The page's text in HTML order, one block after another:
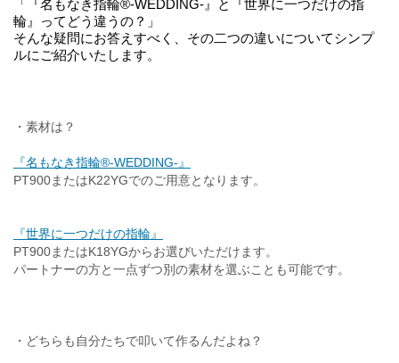
「『名もなき指輪®-WEDDING-』と『世界に一つだけの指
輪』ってどう違うの？」
そんな疑問にお答えすべく、その二つの違いについてシンプ
ルにご紹介いたします。
・素材は？
『名もなき指輪®-WEDDING-』
PT900またはK22YGでのご用意となります。
『世界に一つだけの指輪』
PT900またはK18YGからお選びいただけます。
パートナーの方と一点ずつ別の素材を選ぶことも可能です。
・どちらも自分たちで叩いて作るんだよね？